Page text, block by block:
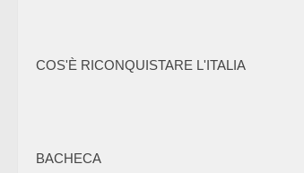
COS'È RICONQUISTARE L'ITALIA
BACHECA